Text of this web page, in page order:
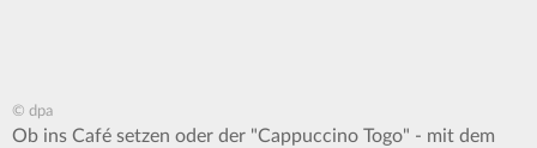
© dpa
Ob ins Café setzen oder der "Cappuccino Togo" - mit dem